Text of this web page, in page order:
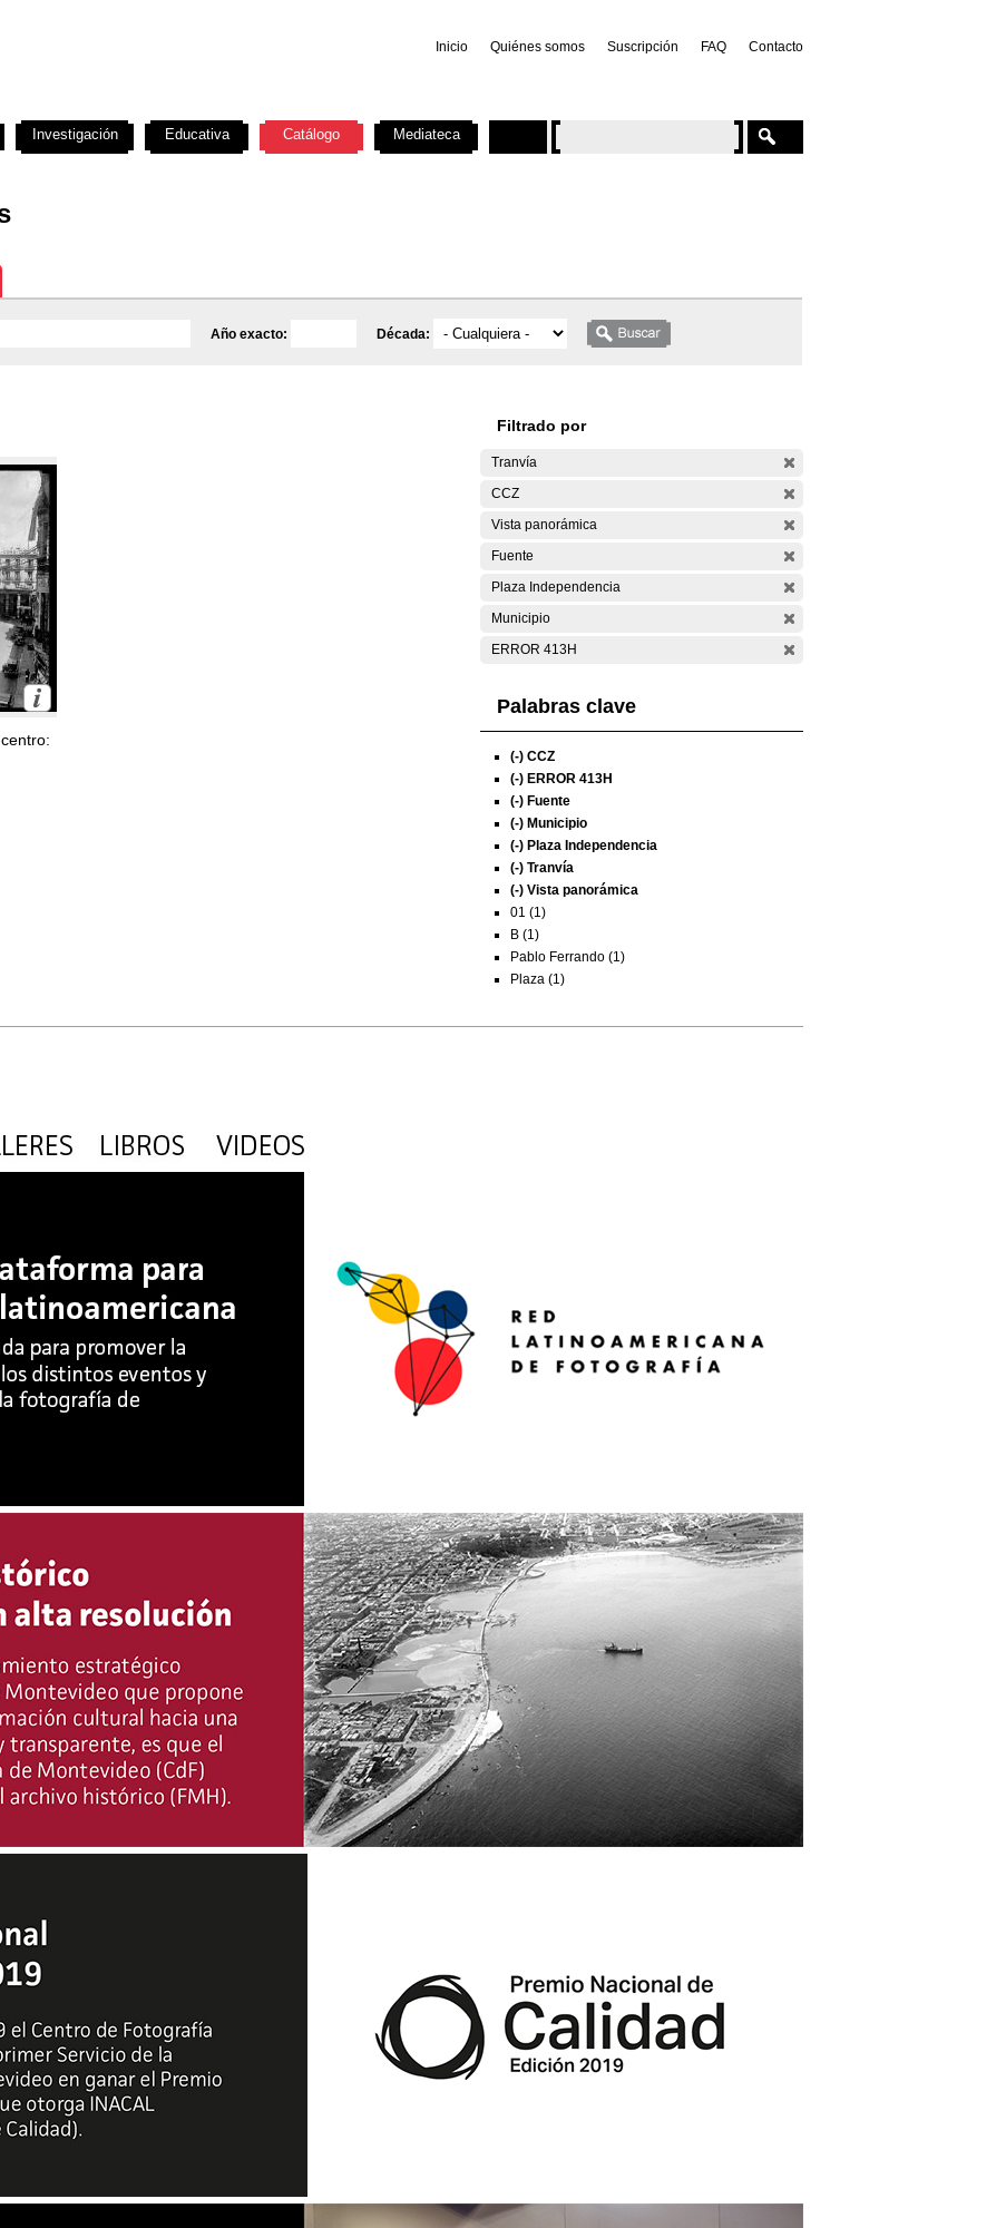
Inicio Quiénes somos Suscripción FAQ Contacto
Año exacto: Década:
Filtrado por
Tranvía
CCZ
Vista panorámica
Fuente
Plaza Independencia
Municipio
ERROR 413H
Palabras clave
(-) CCZ
(-) ERROR 413H
(-) Fuente
(-) Municipio
(-) Plaza Independencia
(-) Tranvía
(-) Vista panorámica
01 (1)
B (1)
Pablo Ferrando (1)
Plaza (1)
Investigación Educativa Catálogo Mediateca